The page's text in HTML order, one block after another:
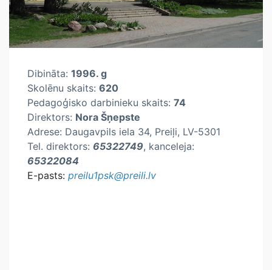
Dibināta: 1996. g
Skolēnu skaits: 620
Pedagoģisko darbinieku skaits: 74
Direktors: Nora Šņepste
Adrese: Daugavpils iela 34, Preiļi, LV-5301
Tel. direktors: 65322749, kanceleja:
65322084
E-pasts: preilu1psk@preili.lv